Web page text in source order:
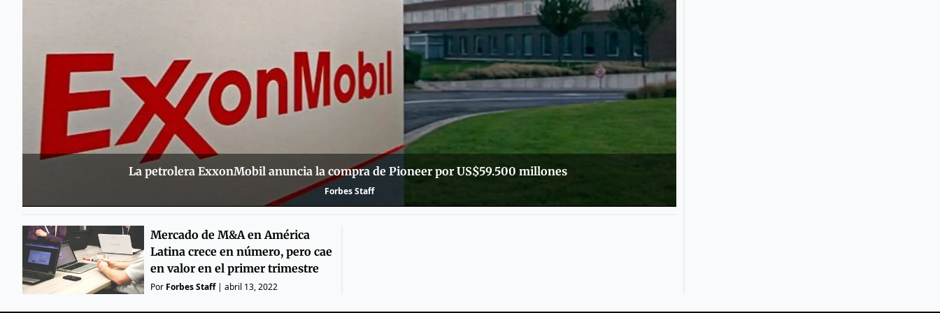
La petrolera ExxonMobil anuncia la compra de Pioneer por US$59.500 millones
Forbes Staff
Mercado de M&A en América
Latina crece en número, pero cae
en valor en el primer trimestre
Por Forbes Staff| abril 13, 2022